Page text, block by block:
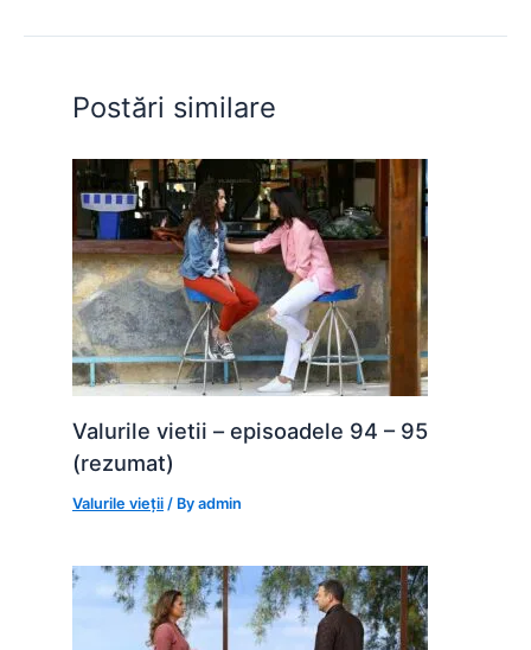
o
o
k
p
p
n
g
er
Postări similare
Valurile vietii – episoadele 94 – 95
(rezumat)
Valurile vieții / Byadmin